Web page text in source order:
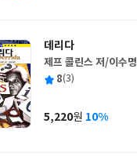
데리다
글
쓴
제프 콜린스 저/이수
출
사
평 8(3)
가
5,220원 10%